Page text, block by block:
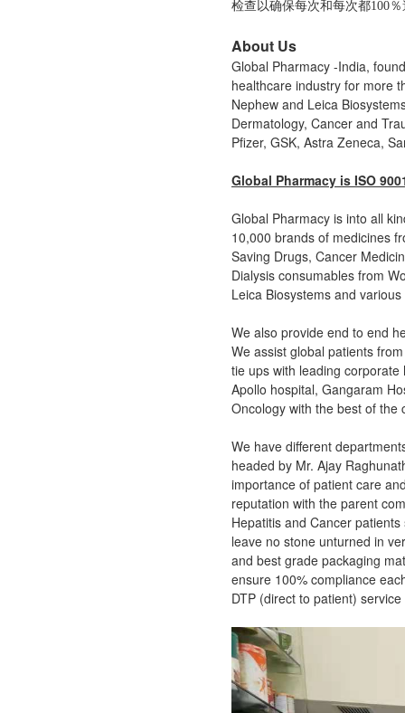
检查以确保每次和每次都100
About Us
Global Pharmacy -India,
healthcare industry for more
Nephew and Leica
Dermatology, Cancer and
Pfizer, GSK, Astra Zeneca,
Global Pharmacy is ISO
Global Pharmacy is into all
10,000 brands of medicines
Saving Drugs, Cancer
Dialysis consumables from
Leica Biosystems and
We also provide end to end
We assist global patients
tie ups with leading
Apollo hospital, Gangaram
Oncology with the best of
We have different
headed by Mr. Ajay
importance of patient care
reputation with the parent
Hepatitis and Cancer
leave no stone unturned in
and best grade packaging
ensure 100% compliance
DTP (direct to patient) service